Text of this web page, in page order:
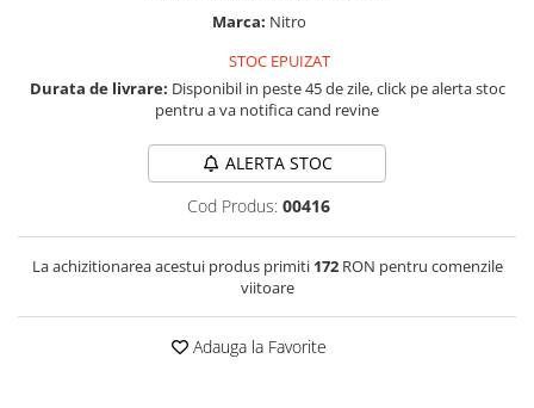
Marca: Nitro
STOC EPUIZAT
Durata de livrare: Disponibil in peste 45 de zile, click pe alerta stoc
pentru a va notifica cand revine
ALERTA STOC
Cod Produs: 00416
La achizitionarea acestui produs primiti 172RON pentru comenzile
viitoare
Adauga la Favorite